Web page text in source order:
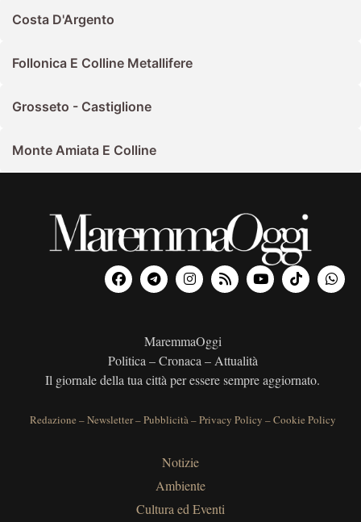
Costa D'Argento
Follonica E Colline Metallifere
Grosseto - Castiglione
Monte Amiata E Colline
MaremmaOggi
Politica – Cronaca – Attualità
Il giornale della tua città per essere sempre aggiornato.
Redazione –Newsletter–Pubblicità–Privacy Policy –Cookie Policy
Notizie
Ambiente
Cultura ed Eventi